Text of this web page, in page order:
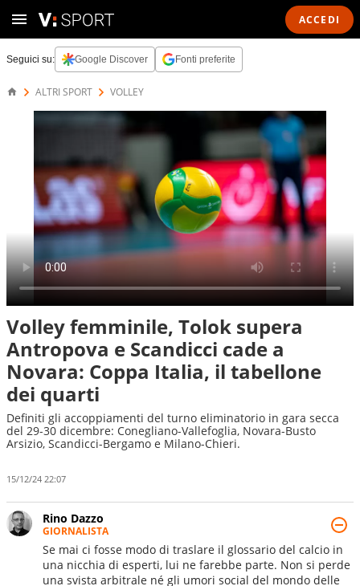
ACCEDI
Seguici su: Google Discover Fonti preferite
ALTRI SPORT VOLLEY
Volley femminile, Tolok supera
Antropova e Scandicci cade a
Novara: Coppa Italia, il tabellone
dei quarti
Definiti gli accoppiamenti del turno eliminatorio in gara secca
del 29-30 dicembre: Conegliano-Vallefoglia, Novara-Busto
Arsizio, Scandicci-Bergamo e Milano-Chieri.
15/12/24 22:07
Rino Dazzo
GIORNALISTA
Se mai ci fosse modo di traslare il glossario del calcio in
una nicchia di esperti, lui ne farebbe parte. Non si perde
una svista arbitrale né gli umori social del mondo delle